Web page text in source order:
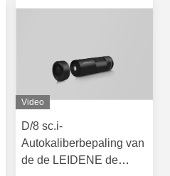
Video
D/8 sc.i-
Autokaliberbepaling van
de de LEIDENE de